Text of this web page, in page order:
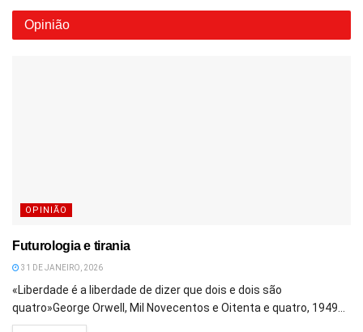
Opinião
OPINIÃO
Futurologia e tirania
31 DE JANEIRO, 2026
«Liberdade é a liberdade de dizer que dois e dois são
quatro»George Orwell, Mil Novecentos e Oitenta e quatro, 1949...